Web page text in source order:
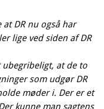
DR nu også har
lige ved siden af DR
at de to
som udgør DR
møder i. Der er et
kunne man sagtens